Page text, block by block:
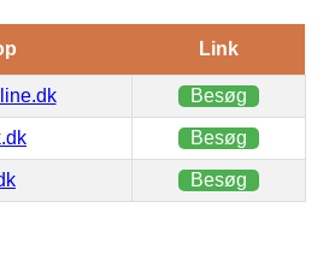
Link
Besøg
Besøg
Besøg